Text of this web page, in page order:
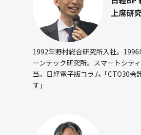
上席研
1992年野村総合研究所入社。
ーンテック研究所。スマートシテ
当。日経電子版コラム「CTO30会
す」